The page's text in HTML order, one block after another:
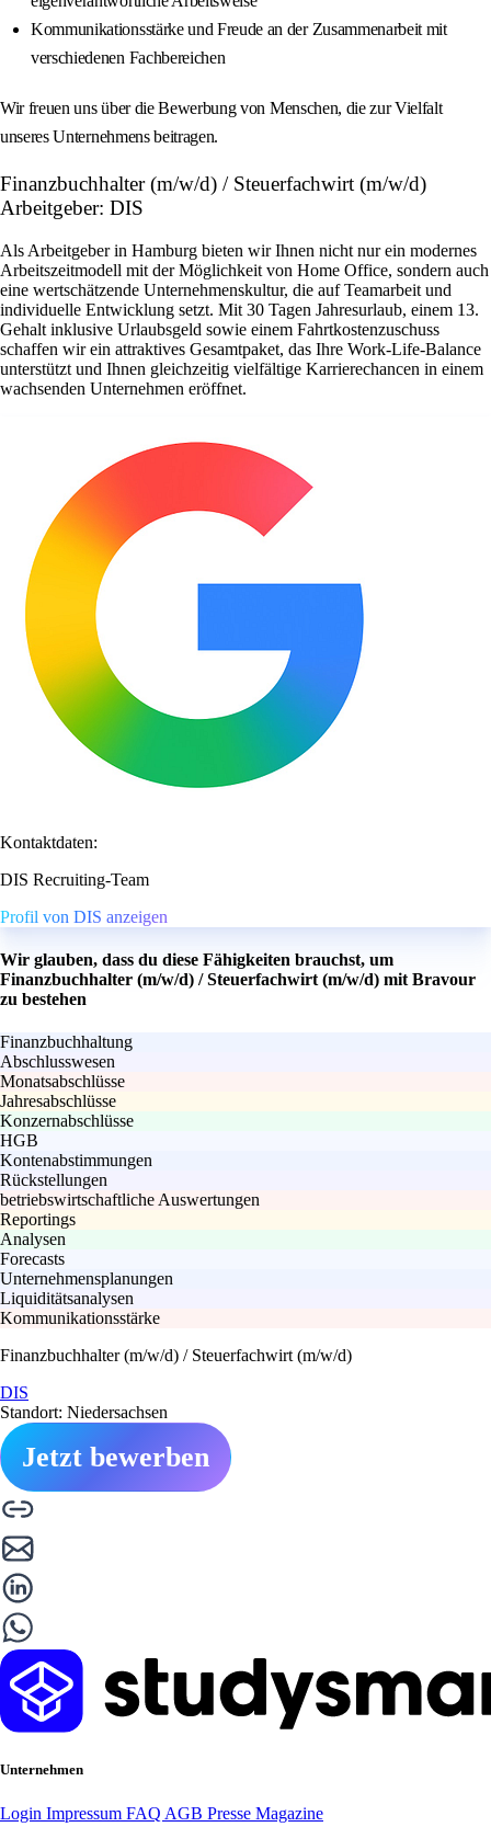
Kommunikationsstärke und Freude an der Zusammenarbeit mit
verschiedenen Fachbereichen
Wir freuen uns über die Bewerbung von Menschen, die zur Vielfalt
unseres Unternehmens beitragen.
Finanzbuchhalter (m/w/d) / Steuerfachwirt (m/w/d)
Arbeitgeber: DIS
Als Arbeitgeber in Hamburg bieten wir Ihnen nicht nur ein modernes
Arbeitszeitmodell mit der Möglichkeit von Home Office, sondern auch
eine wertschätzende Unternehmenskultur, die auf Teamarbeit und
individuelle Entwicklung setzt. Mit 30 Tagen Jahresurlaub, einem 13.
Gehalt inklusive Urlaubsgeld sowie einem Fahrtkostenzuschuss
schaffen wir ein attraktives Gesamtpaket, das Ihre Work-Life-Balance
unterstützt und Ihnen gleichzeitig vielfältige Karrierechancen in einem
wachsenden Unternehmen eröffnet.
Kontaktdaten:
DIS Recruiting-Team
Profil von DIS anzeigen
Wir glauben, dass du diese Fähigkeiten brauchst, um
Finanzbuchhalter (m/w/d) / Steuerfachwirt (m/w/d) mit Bravour
zu bestehen
Finanzbuchhaltung
Abschlusswesen
Monatsabschlüsse
Jahresabschlüsse
Konzernabschlüsse
HGB
Kontenabstimmungen
Rückstellungen
betriebswirtschaftliche Auswertungen
Reportings
Analysen
Forecasts
Unternehmensplanungen
Liquiditätsanalysen
Kommunikationsstärke
Finanzbuchhalter (m/w/d) / Steuerfachwirt (m/w/d)
DIS
Standort: Niedersachsen
Jetzt bewerben
Unternehmen
Login Impressum FAQ AGB Presse Magazine